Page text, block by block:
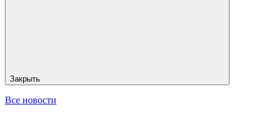
Закрыть
Все новости